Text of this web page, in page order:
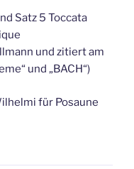
Satz 5 Toccata
und zitiert am
und „BACH“)
für Posaune